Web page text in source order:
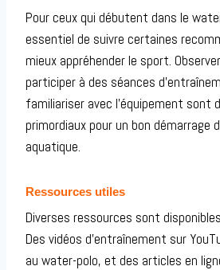
Pour ceux qui débutent dans le
essentiel de suivre certaines
mieux appréhender le sport.
participer à des séances
familiariser avec l’équipement sont
primordiaux pour un bon démarrage
aquatique.
Ressources utiles
Diverses ressources sont
Des vidéos d’entraînement sur
au water-polo, et des articles en